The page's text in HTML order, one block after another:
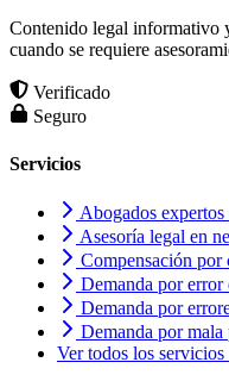
Contenido legal informativo
cuando se requiere
Verificado
Seguro
Servicios
Abogados
Asesoría legal en
Compensación por
Demanda por error
Demanda por
Demanda por mala
Ver todos los